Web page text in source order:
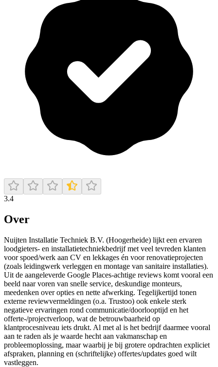
3.4
Over
Nuijten Installatie Techniek B.V. (Hoogerheide) lijkt een ervaren
loodgieters- en installatietechniekbedrijf met veel tevreden klanten
voor spoed/werk aan CV en lekkages én voor renovatieprojecten
(zoals leidingwerk verleggen en montage van sanitaire installaties).
Uit de aangeleverde Google Places-achtige reviews komt vooral een
beeld naar voren van snelle service, deskundige monteurs,
meedenken over opties en nette afwerking. Tegelijkertijd tonen
externe reviewvermeldingen (o.a. Trustoo) ook enkele sterk
negatieve ervaringen rond communicatie/doorlooptijd en het
offerte-/projectverloop, wat de betrouwbaarheid op
klantprocesniveau iets drukt. Al met al is het bedrijf daarmee vooral
aan te raden als je waarde hecht aan vakmanschap en
probleemoplossing, maar waarbij je bij grotere opdrachten expliciet
afspraken, planning en (schriftelijke) offertes/updates goed wilt
vastleggen.